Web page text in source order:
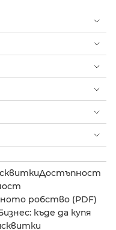
Достъпност
робство (PDF)
къде да купя